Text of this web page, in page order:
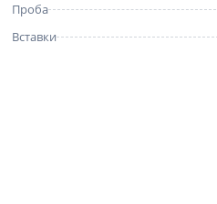
Проба
Вставки